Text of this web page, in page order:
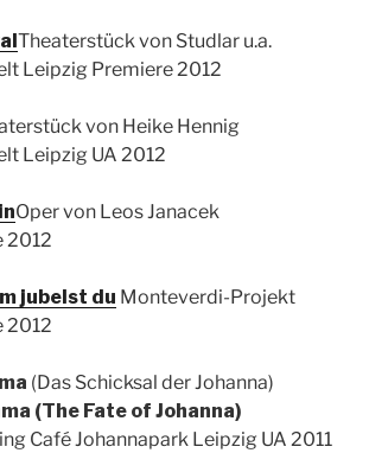
Theaterstück von Studlar u.a.
Leipzig Premiere 2012
von Heike Hennig
Leipzig UA 2012
Oper von Leos Janacek
2012
jubelst du Monteverdi-Projekt
2012
(Das Schicksal der Johanna)
(The Fate of Johanna)
Café Johannapark Leipzig UA 2011